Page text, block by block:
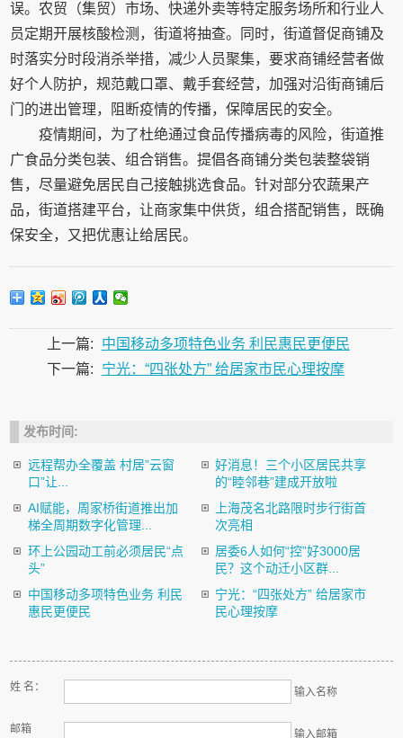
误。农贸（集贸）市场、快递外卖等特定服务场所和行业人
员定期开展核酸检测，街道将抽查。同时，街道督促商铺及
时落实分时段消杀举措，减少人员聚集，要求商铺经营者做
好个人防护，规范戴口罩、戴手套经营，加强对沿街商铺后
门的进出管理，阻断疫情的传播，保障居民的安全。
疫情期间，为了杜绝通过食品传播病毒的风险，街道推
广食品分类包装、组合销售。提倡各商铺分类包装整袋销
售，尽量避免居民自己接触挑选食品。针对部分农蔬果产
品，街道搭建平台，让商家集中供货，组合搭配销售，既确
保安全，又把优惠让给居民。
上一篇:
中国移动多项特色业务 利民惠民更便民
下一篇:
宁光：“四张处方” 给居家市民心理按摩
发布时间:
远程帮办全覆盖 村居”云窗
口”让...
好消息！三个小区居民共享
的“睦邻巷”建成开放啦
AI赋能，周家桥街道推出加
梯全周期数字化管理...
上海茂名北路限时步行街首
次亮相
环上公园动工前必须居民“点
头”
居委6人如何“控”好3000居
民？这个动迁小区群...
中国移动多项特色业务 利民
惠民更便民
宁光：“四张处方” 给居家市
民心理按摩
姓 名： 输入名称
邮箱 输入邮箱